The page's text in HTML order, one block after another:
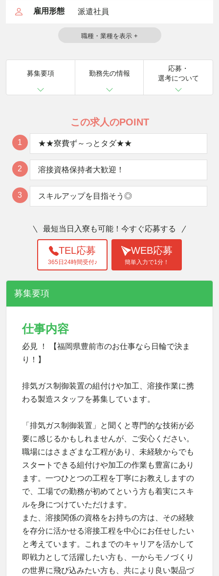
雇用形態 派遣社員
募集要項 勤務先の情報
応募・
選考について
この求人のPOINT
1 ★★寮費ず～っとタダ★★
2 溶接資格保持者大歓迎！
3 スキルアップを目指そう◎
最短当日入寮も可能！今すぐ応募する
WEB応募
簡単入力で1分！
TEL応募
365日24時間受付♪
募集要項
仕事内容
必見 ！ 【福岡県豊前市のお仕事なら日輪で決ま
り！】
排気ガス制御装置の組付けや加工、溶接作業に携
わる製造スタッフを募集しています。
「排気ガス制御装置」と聞くと専門的な技術が必
要に感じるかもしれませんが、ご安心ください。
職場にはさまざまな工程があり、未経験からでも
スタートできる組付けや加工の作業も豊富にあり
ます。一つひとつの工程を丁寧にお教えしますの
で、工場での勤務が初めてという方も着実にスキ
ルを身につけていただけます。
また、溶接関係の資格をお持ちの方は、その経験
を存分に活かせる溶接工程を中心にお任せしたい
と考えています。これまでのキャリアを活かして
即戦力として活躍したい方も、一からモノづくり
の世界に飛び込みたい方も、共により良い製品づ